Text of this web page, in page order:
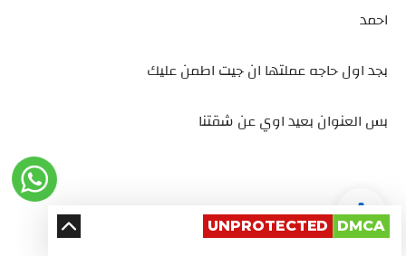
احمد
بجد اول حاجه عملتها ان جيت اطمن عليك
بس العنوان بعيد اوي عن شقتنا
سليمان
DMCA
UNPROTECTED